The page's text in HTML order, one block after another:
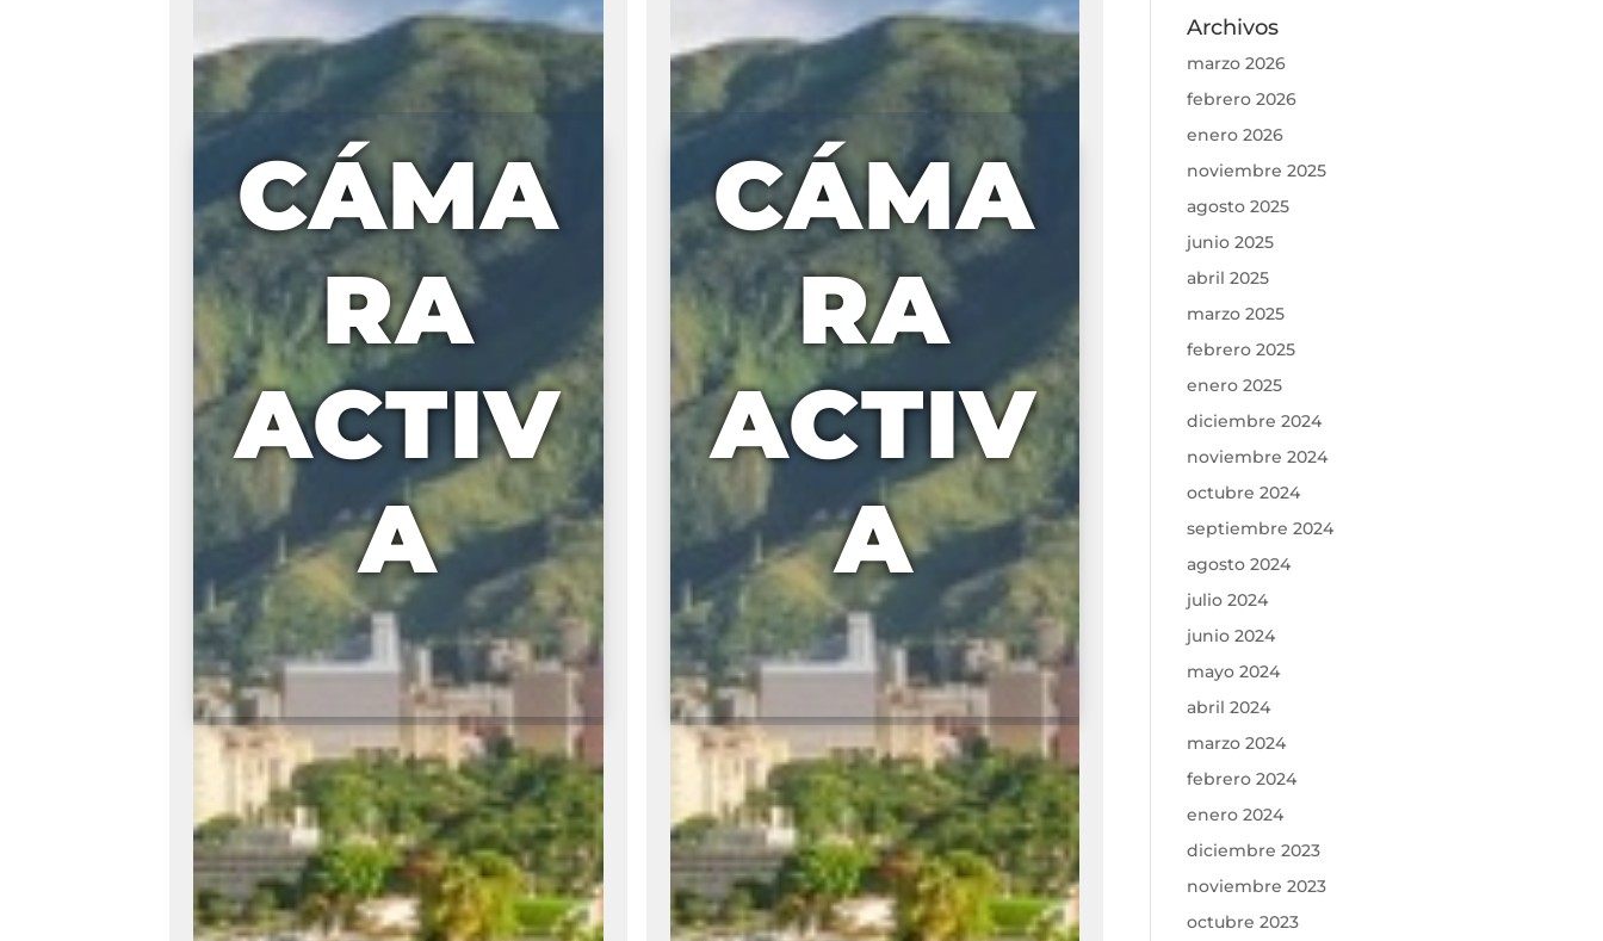
CÁMA
RA
ACTIV
A
CÁMA
RA
ACTIV
A
Archivos
marzo 2026
febrero 2026
enero 2026
noviembre 2025
agosto 2025
junio 2025
abril 2025
marzo 2025
febrero 2025
enero 2025
diciembre 2024
noviembre 2024
octubre 2024
septiembre 2024
agosto 2024
julio 2024
junio 2024
mayo 2024
abril 2024
marzo 2024
febrero 2024
enero 2024
diciembre 2023
noviembre 2023
octubre 2023